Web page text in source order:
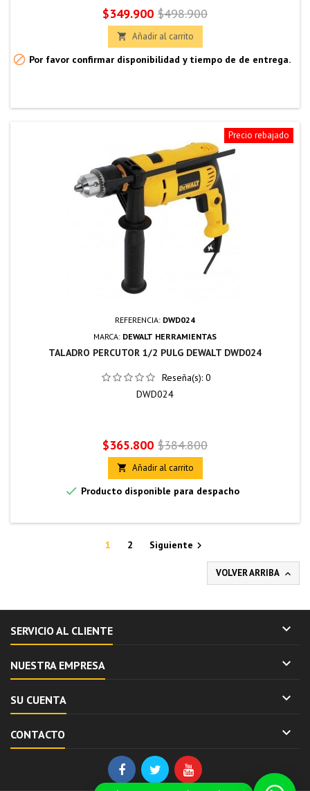
Precio
$349.900 Precio
base
$498.900
 Añadir al carrito
 Por favor confirmar disponibilidad y tiempo de de entrega.
Precio rebajado
REFERENCIA: DWD024
MARCA: DEWALT HERRAMIENTAS
TALADRO PERCUTOR 1/2 PULG DEWALT DWD024
Reseña(s): 0
DWD024
Precio
$365.800 Precio
base
$384.800
 Añadir al carrito
 Producto disponible para despacho
1 2 Siguiente 
VOLVER ARRIBA 
SERVICIO AL CLIENTE 
NUESTRA EMPRESA 
SU CUENTA 
CONTACTO 